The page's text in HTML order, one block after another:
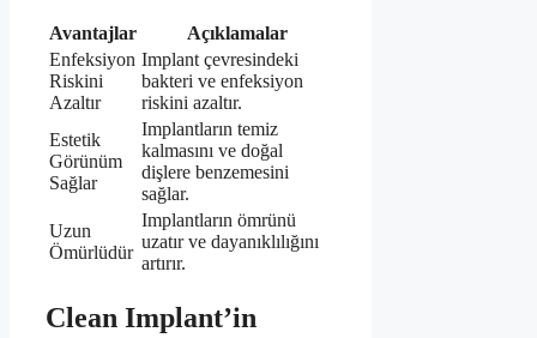
Avantajlar
Açıklamalar
Enfeksiyon
Riskini
Azaltır
Implant çevresindeki
bakteri ve enfeksiyon
riskini azaltır.
Estetik
Görünüm
Sağlar
Implantların temiz
kalmasını ve doğal
dişlere benzemesini
sağlar.
Uzun
Ömürlüdür
Implantların ömrünü
uzatır ve dayanıklılığını
artırır.
Clean Implant’in